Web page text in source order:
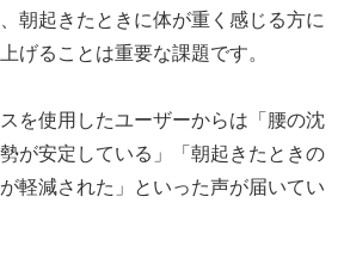
朝起きたときに体が重く感じる方に
げることは重要な課題です。
を使用したユーザーからは「腰の沈
が安定している」「朝起きたときの
軽減された」といった声が届いてい